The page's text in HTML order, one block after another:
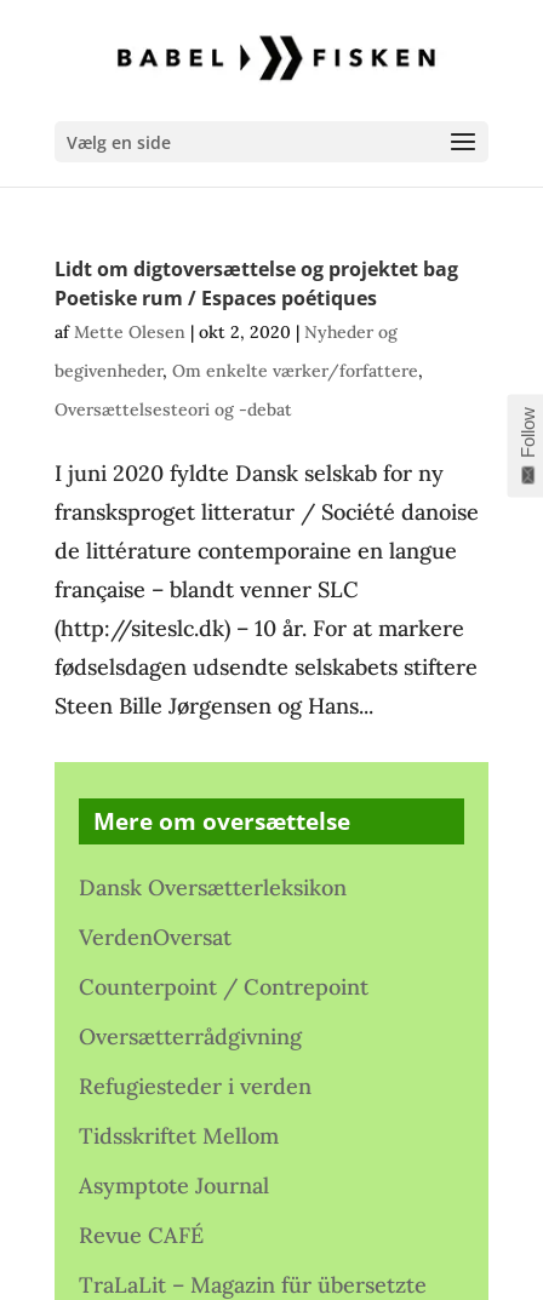
Vælg en side
Lidt om digtoversættelse og projektet bag
Poetiske rum / Espaces poétiques
afMette Olesen| okt 2, 2020 | Nyheder og
begivenheder, Om enkelte værker/forfattere,
Oversættelsesteori og -debat
I juni 2020 fyldte Dansk selskab for ny
fransksproget litteratur / Société danoise
de littérature contemporaine en langue
française – blandt venner SLC
(http://siteslc.dk) – 10 år. For at markere
fødselsdagen udsendte selskabets stiftere
Steen Bille Jørgensen og Hans...
Mere om oversættelse
Dansk Oversætterleksikon
VerdenOversat
Counterpoint / Contrepoint
Oversætterrådgivning
Refugiesteder i verden
Tidsskriftet Mellom
Asymptote Journal
Revue CAFÉ
TraLaLit – Magazin für übersetzte
Follow